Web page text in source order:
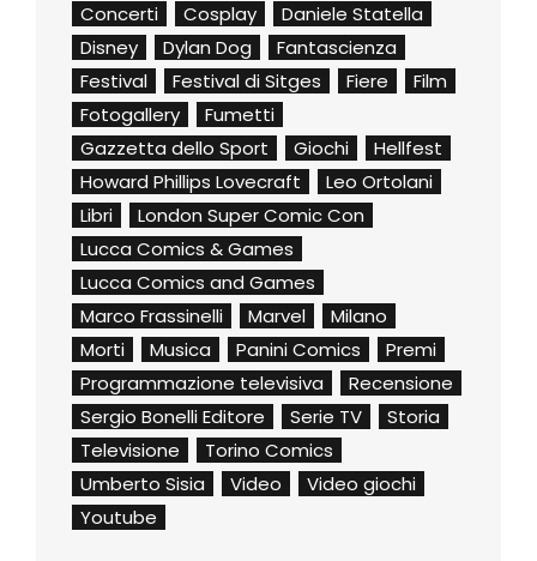
Concerti
Cosplay
Daniele Statella
Disney
Dylan Dog
Fantascienza
Festival
Festival di Sitges Fiere
Film
Fotogallery
Fumetti
Gazzetta dello Sport
Giochi
Hellfest
Howard Phillips Lovecraft
Leo Ortolani
Libri
London Super Comic Con
Lucca Comics & Games
Lucca Comics and Games
Marco Frassinelli
Marvel
Milano
Morti
Musica Panini Comics
Premi
Programmazione televisiva
Recensione
Sergio Bonelli Editore
Serie TV
Storia
Televisione
Torino Comics
Umberto Sisia
Video
Video giochi
Youtube